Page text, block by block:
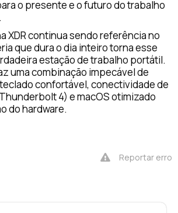
o presente e o futuro do trabalho
XDR continua sendo referência no
que dura o dia inteiro torna esse
estação de trabalho portátil.
uma combinação impecável de
confortável, conectividade de
4) e macOS otimizado
do hardware.
Reportar erro